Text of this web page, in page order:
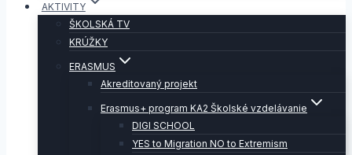
AKTIVITY
ŠKOLSKÁ TV
KRÚŽKY
ERASMUS
Akreditovaný projekt
Erasmus+ program KA2 Školské vzdelávanie
DIGI SCHOOL
YES to Migration NO to Extremism